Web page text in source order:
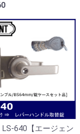
LS-640【エージェン